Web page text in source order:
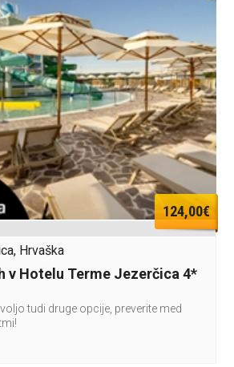
124,00€
Hrvaška
v Hotelu Terme Jezerčica 4*
tudi druge opcije, preverite med